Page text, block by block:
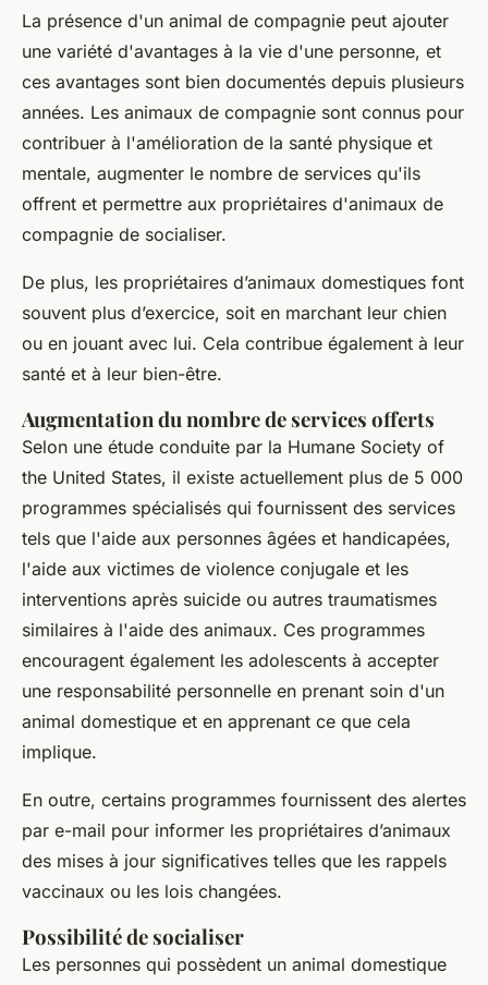
La présence d'un animal de compagnie peut ajouter
une variété d'avantages à la vie d'une personne, et
ces avantages sont bien documentés depuis plusieurs
années. Les animaux de compagnie sont connus pour
contribuer à l'amélioration de la santé physique et
mentale, augmenter le nombre de services qu'ils
offrent et permettre aux propriétaires d'animaux de
compagnie de socialiser.
De plus, les propriétaires d’animaux domestiques font
souvent plus d’exercice, soit en marchant leur chien
ou en jouant avec lui. Cela contribue également à leur
santé et à leur bien-être.
Augmentation du nombre de services offerts
Selon une étude conduite par la Humane Society of
the United States, il existe actuellement plus de 5 000
programmes spécialisés qui fournissent des services
tels que l'aide aux personnes âgées et handicapées,
l'aide aux victimes de violence conjugale et les
interventions après suicide ou autres traumatismes
similaires à l'aide des animaux. Ces programmes
encouragent également les adolescents à accepter
une responsabilité personnelle en prenant soin d'un
animal domestique et en apprenant ce que cela
implique.
En outre, certains programmes fournissent des alertes
par e-mail pour informer les propriétaires d’animaux
des mises à jour significatives telles que les rappels
vaccinaux ou les lois changées.
Possibilité de socialiser
Les personnes qui possèdent un animal domestique